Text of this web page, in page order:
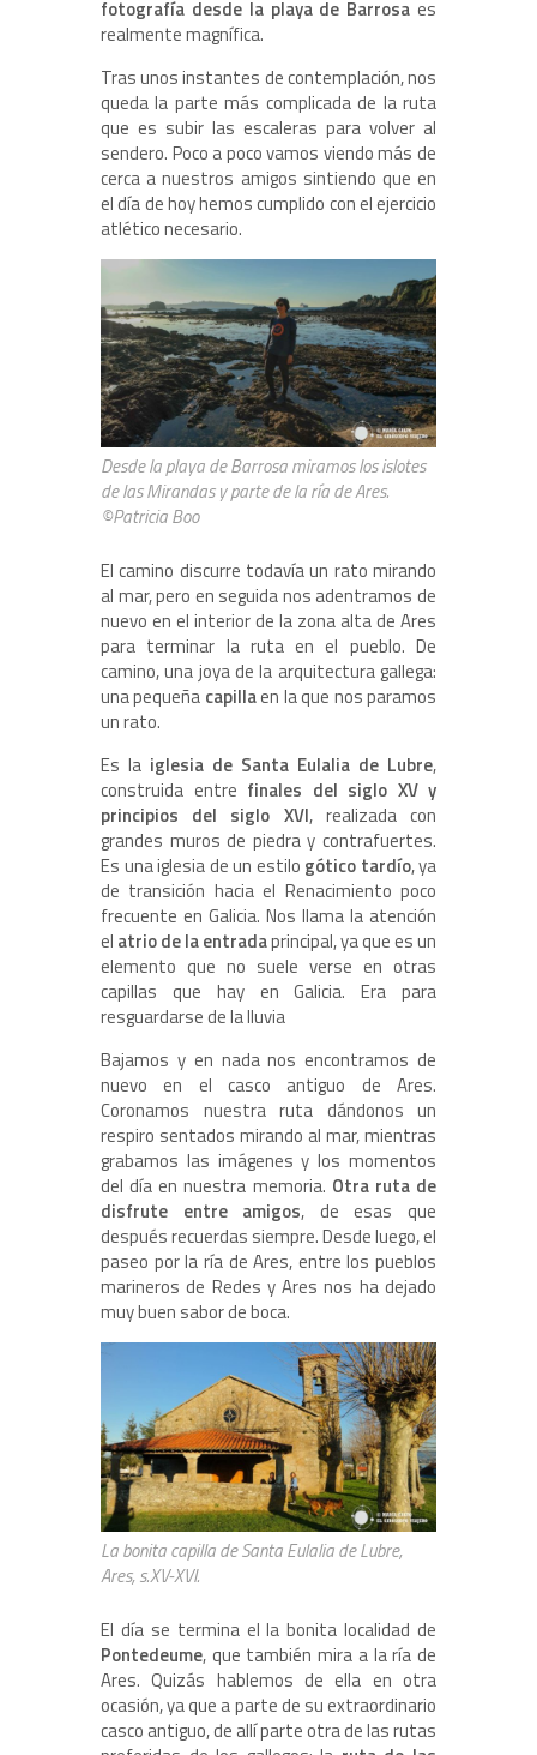
fotografía desde la playa de Barrosa es
realmente magnífica.
Tras unos instantes de contemplación, nos
queda la parte más complicada de la ruta
que es subir las escaleras para volver al
sendero. Poco a poco vamos viendo más de
cerca a nuestros amigos sintiendo que en
el día de hoy hemos cumplido con el ejercicio
atlético necesario.
Desde la playa de Barrosa miramos los islotes
de las Mirandas y parte de la ría de Ares.
©Patricia Boo
El camino discurre todavía un rato mirando
al mar, pero en seguida nos adentramos de
nuevo en el interior de la zona alta de Ares
para terminar la ruta en el pueblo. De
camino, una joya de la arquitectura gallega:
una pequeña capillaen la que nos paramos
un rato.
Es la iglesia de Santa Eulalia de Lubre,
construida entre finales del siglo XV y
principios del siglo XVI, realizada con
grandes muros de piedra y contrafuertes.
Es una iglesia de un estilo gótico tardío, ya
de transición hacia el Renacimiento poco
frecuente en Galicia. Nos llama la atención
el atrio de la entradaprincipal, ya que es un
elemento que no suele verse en otras
capillas que hay en Galicia. Era para
resguardarse de la lluvia
Bajamos y en nada nos encontramos de
nuevo en el casco antiguo de Ares.
Coronamos nuestra ruta dándonos un
respiro sentados mirando al mar, mientras
grabamos las imágenes y los momentos
del día en nuestra memoria. Otra ruta de
disfrute entre amigos, de esas que
después recuerdas siempre. Desde luego, el
paseo por la ría de Ares, entre los pueblos
marineros de Redes y Ares nos ha dejado
muy buen sabor de boca.
La bonita capilla de Santa Eulalia de Lubre,
Ares, s.XV-XVI.
El día se termina el la bonita localidad de
Pontedeume, que también mira a la ría de
Ares. Quizás hablemos de ella en otra
ocasión, ya que a parte de su extraordinario
casco antiguo, de allí parte otra de las rutas